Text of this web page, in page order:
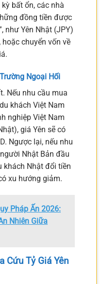
bất ổn, các nhà
đồng tiền được
như Yên Nhật (JPY)
chuyển vốn về
Ngoại Hối
Nếu nhu cầu mua
khách Việt Nam
nghiệp Việt Nam
giá Yên sẽ có
Ngược lại, nếu nhu
Nhật Bản đầu
khách Nhật đổi tiền
xu hướng giảm.
Pháp Ấn 2026:
Nhiên Giữa
Cứu Tỷ Giá Yên